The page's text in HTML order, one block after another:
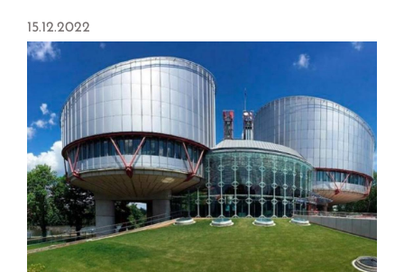
15.12.2022